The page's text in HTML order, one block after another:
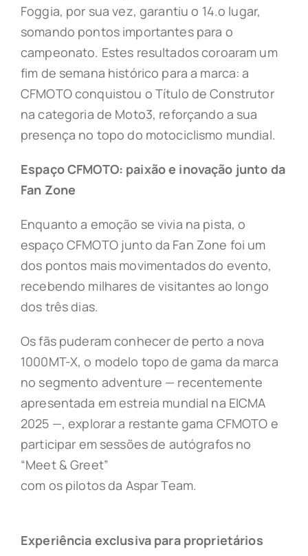
Foggia, por sua vez, garantiu o 14.o lugar,
somando pontos importantes para o
campeonato. Estes resultados coroaram um
fim de semana histórico para a marca: a
CFMOTO conquistou o Título de Construtor
na categoria de Moto3, reforçando a sua
presença no topo do motociclismo mundial.
Espaço CFMOTO: paixão e inovação junto da
Fan Zone
Enquanto a emoção se vivia na pista, o
espaço CFMOTO junto da Fan Zone foi um
dos pontos mais movimentados do evento,
recebendo milhares de visitantes ao longo
dos três dias.
Os fãs puderam conhecer de perto a nova
1000MT-X, o modelo topo de gama da marca
no segmento adventure — recentemente
apresentada em estreia mundial na EICMA
2025 —, explorar a restante gama CFMOTO e
participar em sessões de autógrafos no
“Meet & Greet”
com os pilotos da Aspar Team.
Experiência exclusiva para proprietários